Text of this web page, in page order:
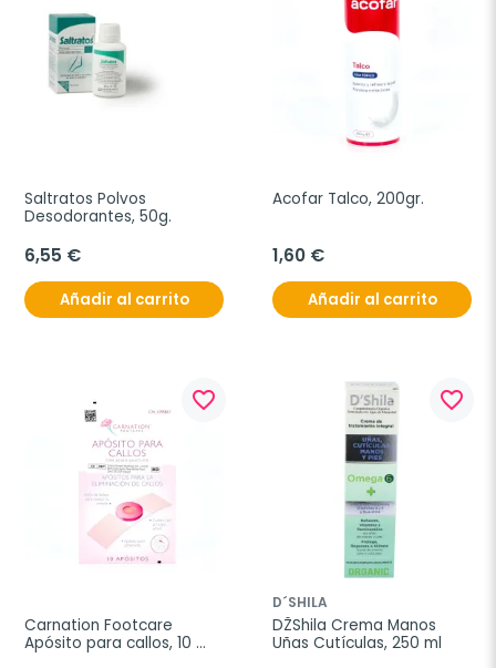
Saltratos Polvos
Desodorantes, 50g.
6,55 €
Añadir al carrito
Acofar Talco, 200gr.
1,60 €
Añadir al carrito
favorite_border
Carnation Footcare
Apósito para callos, 10
favorite_border
D´SHILA
DŽShila Crema Manos
Uñas Cutículas, 250 ml